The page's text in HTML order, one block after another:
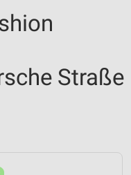
Straße